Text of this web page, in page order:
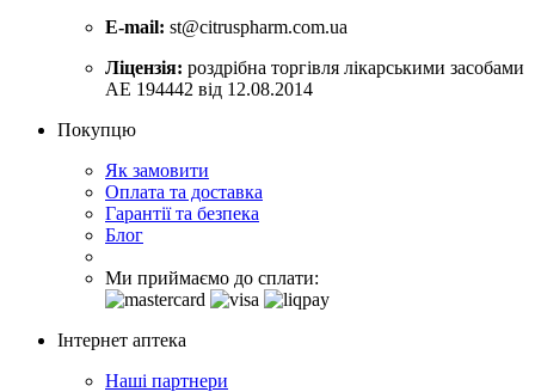
E-mail: st@citruspharm.com.ua
Ліцензія: роздрібна торгівля лікарськими засобами
АЕ 194442 від 12.08.2014
Покупцю
Як замовити
Оплата та доставка
Гарантії та безпека
Блог
Ми приймаємо до сплати:
Інтернет аптека
Наші партнери